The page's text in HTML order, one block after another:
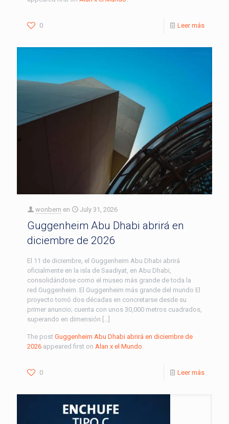
0 Leer más
wonbern en July 31, 2026
Guggenheim Abu Dhabi abrirá en
diciembre de 2026
El 11 de diciembre, el Guggenheim Abu Dhabi abrirá
oficialmente en la isla de Saadiyat, en Abu Dhabi,
consolidándose como el museo más grande de toda la
red Guggenheim. El Guggenheim más grande del mundo El
proyecto tomó dos décadas en concretarse desde su
primer anuncio; cuenta con unos 30,000 metros cuadrados,
superando en dimensión […]
The post Guggenheim Abu Dhabi abrirá en diciembre de
2026 appeared first on Alan x el Mundo
0 Leer más